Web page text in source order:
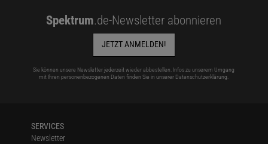
Spektrum.de-Newsletter abonnieren
JETZT ANMELDEN!
Sie können unsere Newsletter jederzeit wieder abbestellen. Infos zu unserem Umgang
mit Ihren personenbezogenen Daten finden Sie in unserer Datenschutzerklärung.
SERVICES
Newsletter